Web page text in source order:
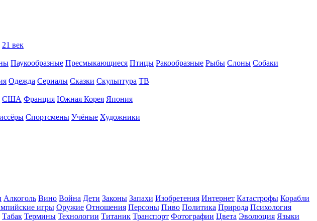
21 век
Паукообразные Пресмыкающиеся Птицы Ракообразные Рыбы Слоны Собаки
Одежда Сериалы Сказки Скульптура ТВ
США Франция Южная Корея Япония
Спортсмены Учёные Художники
Алкоголь Вино Война Дети Законы Запахи Изобретения Интернет Катастрофы Корабли
игры Оружие Отношения Персоны Пиво Политика Природа Психология
Табак Термины Технологии Титаник Транспорт Фотографии Цвета Эволюция Языки